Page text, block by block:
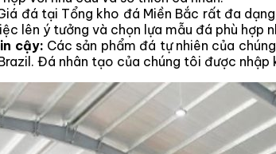
đá tại Tổng kho đá Miền Bắc rất đa
lên ý tưởng và chọn lựa mẫu đá phù hợp
cậy: Các sản phẩm đá tự nhiên của
Đá nhân tạo của chúng tôi được